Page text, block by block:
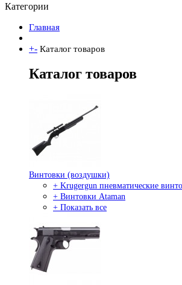
Категории
Главная
+- Каталог товаров
Каталог товаров
Винтовки (воздушки)
+ Krugergun пневматические
+ Винтовки Ataman
+ Показать все